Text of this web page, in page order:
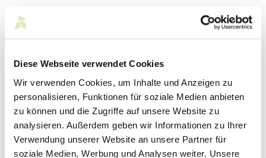
Diese Webseite verwendet Cookies
Wir verwenden Cookies, um Inhalte und Anzeigen zu
personalisieren, Funktionen für soziale Medien anbieten
zu können und die Zugriffe auf unsere Website zu
analysieren. Außerdem geben wir Informationen zu Ihrer
Verwendung unserer Website an unsere Partner für
soziale Medien, Werbung und Analysen weiter. Unsere
Einführung eines „European business
wallet“ und eine Mitteilung zur Strategie
für eine Datenunion.
Kübler Reforce Workwear der neuen
erstmals vorgestellten
WorkwearKollektion fängt Kübler den
Zeitgeist ein. Kübler Reforce kombiniert
Funktionalität und Nachhaltigkeit mit
stringentem, dynamischem Design auf
neue Weise.
25.11.2025
Lohnsteuer: Steuerliche Behandlung
Aufladen eines Elektrofahrzeuges
Das Bundesministerium der Finanzen hat
ein BMF-Schreiben zur Steuerbefreiung